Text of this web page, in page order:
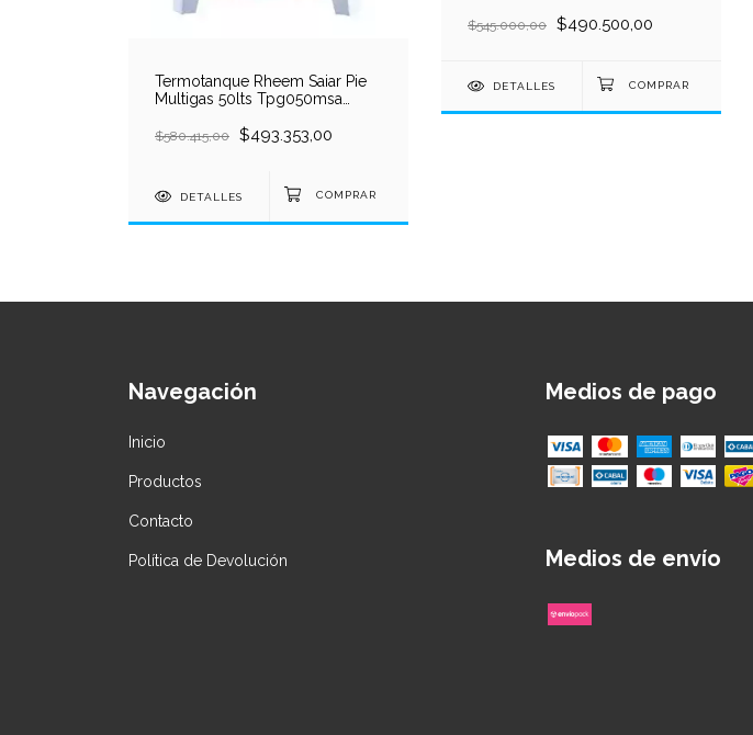
Termotanque Rheem Saiar Pie
Multigas 50lts Tpg050msa
$580.415,00 $493.353,00
DETALLES
$545.000,00 $490.500,00
DETALLES
Navegación
Inicio
Productos
Contacto
Política de Devolución
Medios de pago
Medios de envío